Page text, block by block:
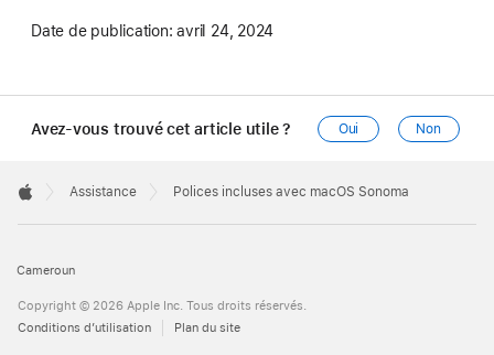
Date de publication: avril 24, 2024
Avez-vous trouvé cet article utile ? Oui Non
Footer

Assistance Polices incluses avec macOS Sonoma
Cameroun
Copyright © 2026 Apple Inc. Tous droits réservés.
Conditions d’utilisation
Plan du site